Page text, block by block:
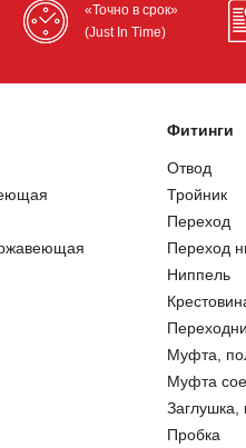
«Точно в срок»
(Just In Time)
Фитинги
Отвод
Тройник
Переход
Переход
Ниппель
Муфта,
Муфта
Заглушка,
Пробка